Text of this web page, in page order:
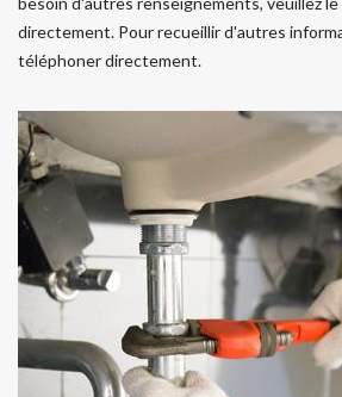
directement. Pour recueillir d'autres
téléphoner directement.